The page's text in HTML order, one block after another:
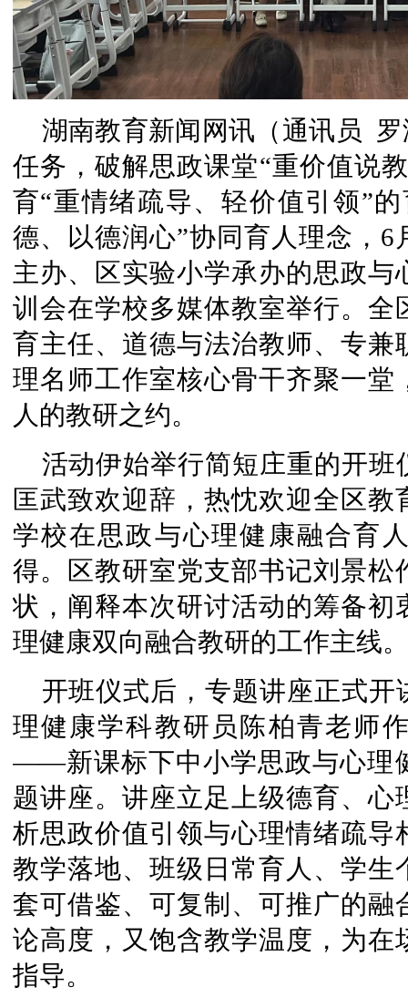
湖南教育新闻网讯（通讯员
任务，破解思政课堂“重价值说
育“重情绪疏导、轻价值引领”
德、以德润心”协同育人理念，
主办、区实验小学承办的思政
训会在学校多媒体教室举行。
育主任、道德与法治教师、专
理名师工作室核心骨干齐聚一
人的教研之约。
活动伊始举行简短庄重的开
匡武致欢迎辞，热忱欢迎全区
学校在思政与心理健康融合育
得。区教研室党支部书记刘景
状，阐释本次研讨活动的筹备
理健康双向融合教研的工作主线。
开班仪式后，专题讲座正式
理健康学科教研员陈柏青老师
——新课标下中小学思政与心理
题讲座。讲座立足上级德育、
析思政价值引领与心理情绪疏
教学落地、班级日常育人、学
套可借鉴、可复制、可推广的
论高度，又饱含教学温度，为
指导。